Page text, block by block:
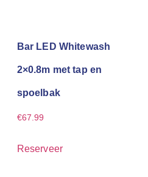
Bar LED Whitewash
2×0.8m met tap en
spoelbak
€67.99
Reserveer